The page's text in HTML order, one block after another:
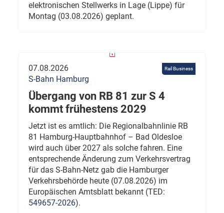
elektronischen Stellwerks in Lage (Lippe) für
Montag (03.08.2026) geplant.
Rail Business
07.08.2026
S-Bahn Hamburg
Übergang von RB 81 zur S 4
kommt frühestens 2029
Jetzt ist es amtlich: Die Regionalbahnlinie RB
81 Hamburg-Hauptbahnhof – Bad Oldesloe
wird auch über 2027 als solche fahren. Eine
entsprechende Änderung zum Verkehrsvertrag
für das S-Bahn-Netz gab die Hamburger
Verkehrsbehörde heute (07.08.2026) im
Europäischen Amtsblatt bekannt (TED:
549657-2026).